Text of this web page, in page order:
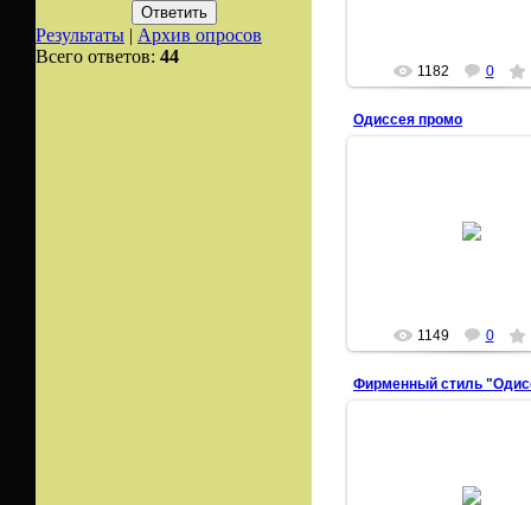
Результаты | Архив опросов
Всего ответов: 44
1182 0
Одиссея промо
1149 0
Фирменный стиль